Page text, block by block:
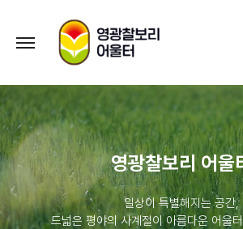
영광찰보리 어울
일상이 특별해지는 공간,
드넓은 평야의 사계절이 아름다운 어울